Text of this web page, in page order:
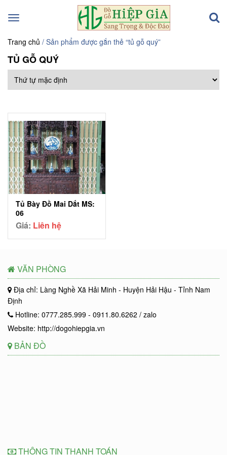
Toggle
Trang chủ / Sản phẩm được gắn thẻ “tủ gỗ quý”
TỦ GỖ QUÝ
Tủ Bày Đồ Mai Dắt MS:
06
Giá: Liên hệ
VĂN PHÒNG
Địa chỉ: Làng Nghề Xã Hải Minh - Huyện Hải Hậu - Tỉnh Nam
Định
Hotline: 0777.285.999 - 0911.80.6262 / zalo
Website: http://dogohiepgia.vn
BẢN ĐỒ
THÔNG TIN THANH TOÁN